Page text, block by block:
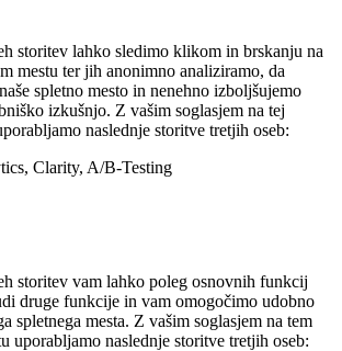
storitev lahko sledimo klikom in brskanju na
mestu ter jih anonimno analiziramo, da
spletno mesto in nenehno izboljšujemo
izkušnjo. Z vašim soglasjem na tej
naslednje storitve tretjih oseb:
Clarity, A/B-Testing
storitev vam lahko poleg osnovnih funkcij
druge funkcije in vam omogočimo udobno
spletnega mesta. Z vašim soglasjem na tem
uporabljamo naslednje storitve tretjih oseb: